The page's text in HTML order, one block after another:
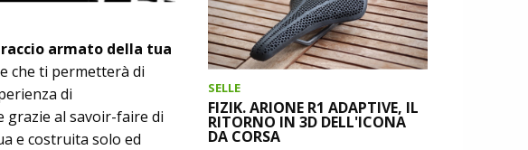
armato della tua
che ti permetterà di
di
grazie al savoir-faire di
e costruita solo ed
SELLE
FIZIK. ARIONE R1 ADAPTIVE, IL
RITORNO IN 3D DELL'ICONA
DA CORSA